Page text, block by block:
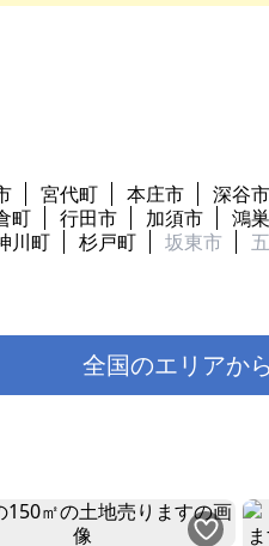
宮代町 本庄市 深谷市
町 行田市 加須市 鴻
川町 杉戸町 坂東市
全国のエリアか